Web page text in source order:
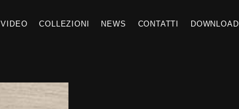
VIDEO COLLEZIONI NEWS CONTATTI DOWNLOAD